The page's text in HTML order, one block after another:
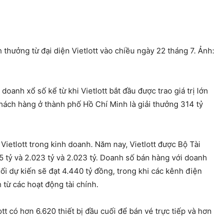
thưởng từ đại diện Vietlott vào chiều ngày 22 tháng 7. Ảnh:
xổ số kể từ khi Vietlott bắt đầu được trao giá trị lớn
hàng ở thành phố Hồ Chí Minh là giải thưởng 314 tỷ
trong kinh doanh. Năm nay, Vietlott được Bộ Tài
và 2.023 tỷ và 2.023 tỷ. Doanh số bán hàng với doanh
dự kiến sẽ đạt 4.440 tỷ đồng, trong khi các kênh điện
các hoạt động tài chính.
có hơn 6.620 thiết bị đầu cuối để bán vé trực tiếp và hơn